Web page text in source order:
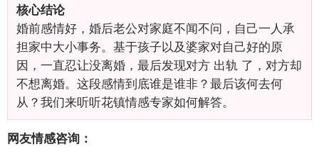
核心结论
婚前感情好，婚后老公对家庭不闻不问，自己一人承
担家中大小事务。基于孩子以及婆家对自己好的原
因，一直忍让没离婚，最后发现对方 出轨 了，对方却
不想离婚。这段感情到底谁是谁非？最后该何去何
从？我们来听听花镇情感专家如何解答。
网友情感咨询：